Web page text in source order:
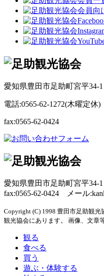
愛知県豊田市足助町宮平34-1
電話:0565-62-1272(木曜定休)
fax:0565-62-0424
愛知県豊田市足助町宮平34-
fax:0565-62-0424 メール
Copyright (C) 1998 豊田市足助観
観光協会にあります。 画像、文章
観る
食べる
買う
遊ぶ・体験する